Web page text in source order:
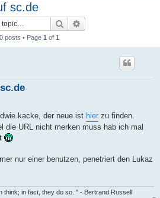
sc.de
Search
posts • Page 1 of 1
kacke, der neue ist hier zu finden.
die URL nicht merken muss hab ich mal
nur einer benutzen, penetriert den Lukaz
think; in fact, they do so. " - Bertrand Russell